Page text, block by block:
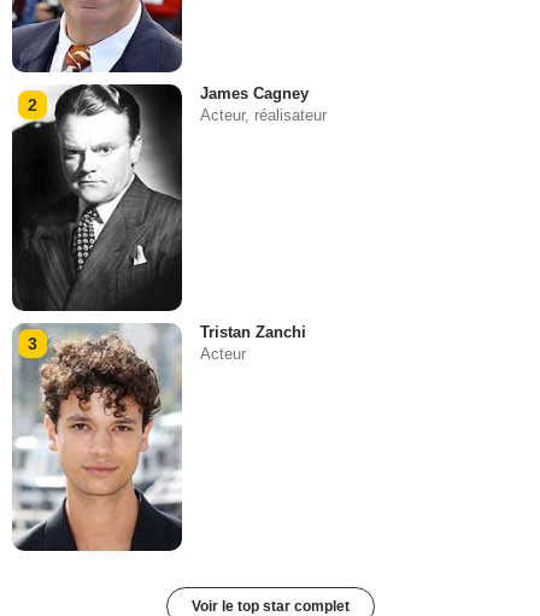
2
James Cagney
Acteur, réalisateur
3
Tristan Zanchi
Acteur
Voir le top star complet